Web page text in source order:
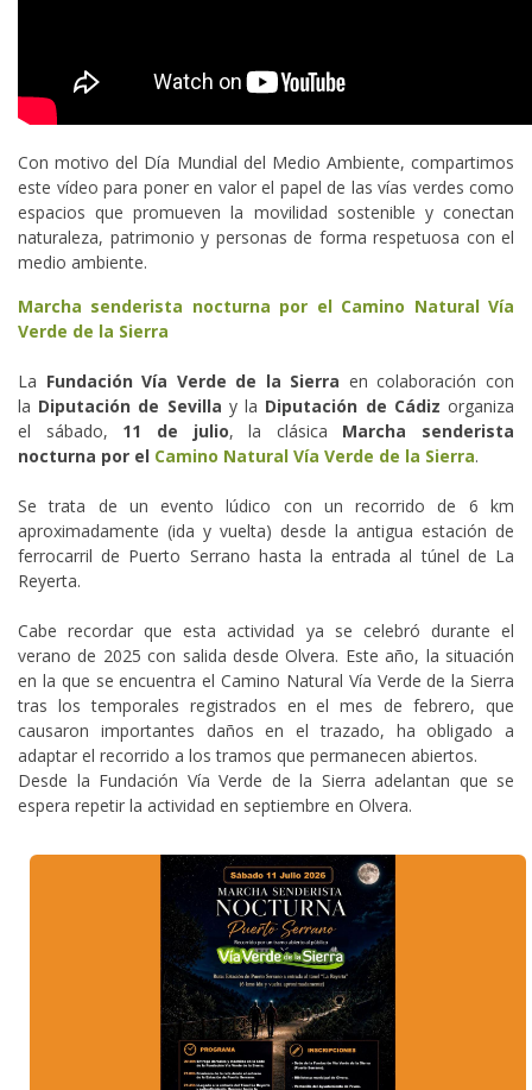
Con motivo del Día Mundial del Medio Ambiente, compartimos
este vídeo para poner en valor el papel de las vías verdes como
espacios que promueven la movilidad sostenible y conectan
naturaleza, patrimonio y personas de forma respetuosa con el
medio ambiente.
Marcha senderista nocturna por el Camino Natural Vía
Verde de la Sierra
La Fundación Vía Verde de la Sierra en colaboración con
la Diputación de Sevilla y la Diputación de Cádizorganiza
el sábado, 11 de julio, la clásica Marcha senderista
nocturna por el Camino Natural Vía Verde de la Sierra.
Se trata de un evento lúdico con un recorrido de 6 km
aproximadamente (ida y vuelta) desde la antigua estación de
ferrocarril de Puerto Serrano hasta la entrada al túnel de La
Reyerta.
Cabe recordar que esta actividad ya se celebró durante el
verano de 2025 con salida desde Olvera. Este año, la situación
en la que se encuentra el Camino Natural Vía Verde de la Sierra
tras los temporales registrados en el mes de febrero, que
causaron importantes daños en el trazado, ha obligado a
adaptar el recorrido a los tramos que permanecen abiertos.
Desde la Fundación Vía Verde de la Sierra adelantan que se
espera repetir la actividad en septiembre en Olvera.